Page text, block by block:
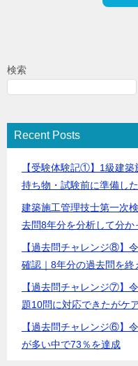
検索
Recent Posts
【受験体験記①】1級建築
持ち物・試験前に準備し
建築施工管理技士第一次
去問8年分を分析して分
【過去問チャレンジ⑧】
確認｜8年分の過去問を終
【過去問チャレンジ⑦】
題10問に対応できたがケ
【過去問チャレンジ⑥】
が多い中で73％を達成